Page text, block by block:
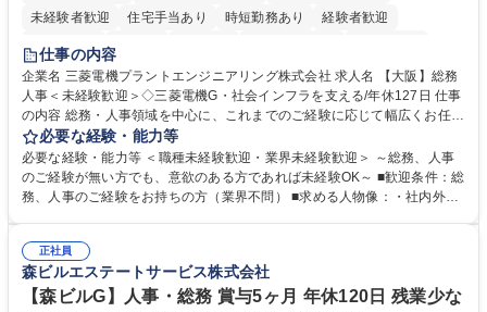
未経験者歓迎
住宅手当あり 時短勤務あり
経験者歓迎
退職金あり
駅近5分以内
土日祝休み 服装自由 寮・社宅あり 食事補助あり
仕事の内容
企業名 三菱電機プラントエンジニアリング株式会社 求人名 【大阪】総務
人事＜未経験歓迎＞◇三菱電機G・社会インフラを支える/年休127日 仕事
の内容 総務・人事領域を中心に、これまでのご経験に応じて幅広くお任せ
します。 ＜具体的には＞ ・総務/人事労務（給与・社保・勤怠管理など）
・採用・教育研修 ・福利厚生運用 など ※基本的には事務所勤務ですが、
採用や教育等の業務内容により、関西圏以外への日帰り・宿泊を伴う国内
出張もございます。 ※担当業務を持ちつつ、お互いに助け合いながら、総
必要な経験・能力等
必要な経験・能力等 ＜職種未経験歓迎・業界未経験歓迎＞ ～総務、人事
のご経験が無い方でも、意欲のある方であれば未経験OK～ ■歓迎条件：総
務、人事のご経験をお持ちの方（業界不問） ■求める人物像：・社内外の
正社員
森ビルエステートサービス株式会社
【森ビルG】人事・総務 賞与5ヶ月 年休120日 残業少な